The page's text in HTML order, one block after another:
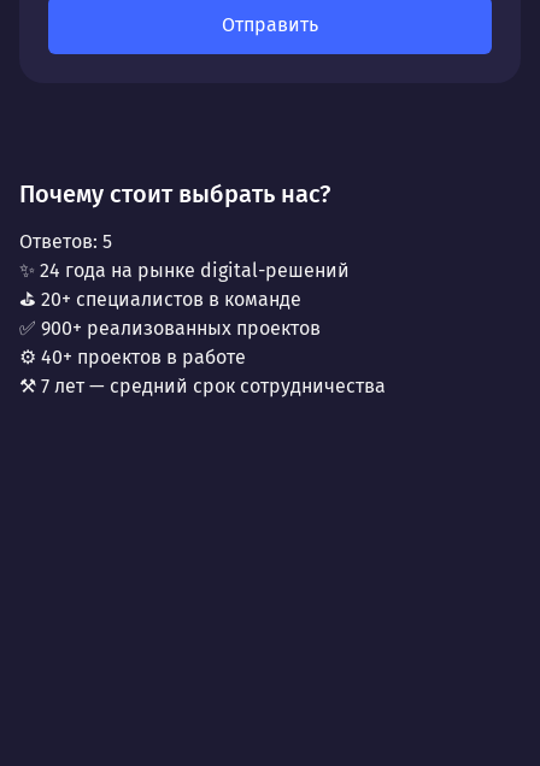
Отправить
Почему стоит выбрать нас?
Ответов: 5
✨ 24 года на рынке digital-решений
⛳ 20+ специалистов в команде
✅ 900+ реализованных проектов
⚙️ 40+ проектов в работе
⚒️ 7 лет — средний срок сотрудничества